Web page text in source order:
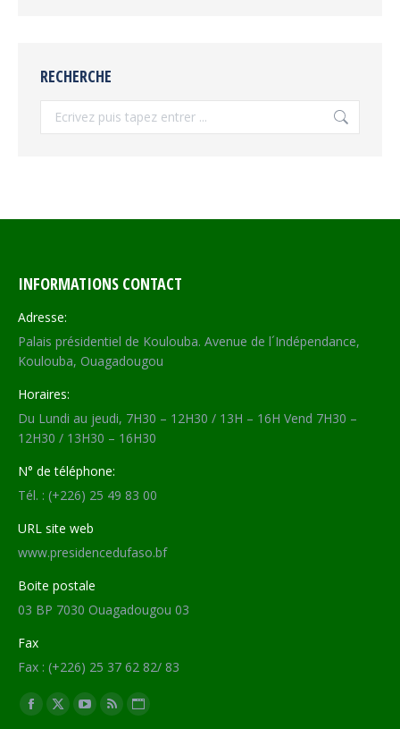
RECHERCHE
INFORMATIONS CONTACT
Adresse:
Palais présidentiel de Koulouba. Avenue de l´Indépendance,
Koulouba, Ouagadougou
Horaires:
Du Lundi au jeudi, 7H30 – 12H30 / 13H – 16H Vend 7H30 –
12H30 / 13H30 – 16H30
N° de téléphone:
Tél. : (+226) 25 49 83 00
URL site web
www.presidencedufaso.bf
Boite postale
03 BP 7030 Ouagadougou 03
Fax
Fax : (+226) 25 37 62 82/ 83
Trouvez nous sur :
Facebook
X
YouTube
RSS Site